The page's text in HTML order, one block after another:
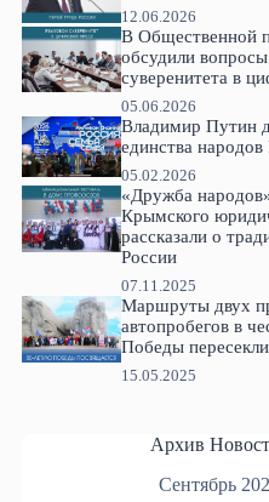
12.06.2026
В Общественной
обсудили вопросы
суверенитета в
05.06.2026
Владимир Путин
единства народов
05.02.2026
«Дружба
Крымского
рассказали о
России
07.11.2025
Маршруты двух
автопробегов в
Победы
15.05.2025
Архив
Сентябрь